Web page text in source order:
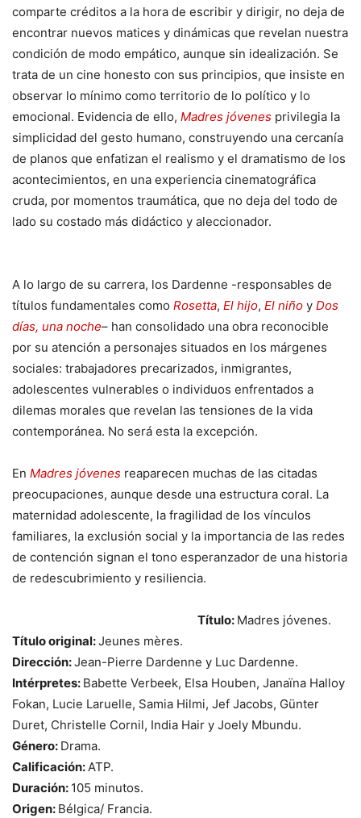
comparte créditos a la hora de escribir y dirigir, no deja de
encontrar nuevos matices y dinámicas que revelan nuestra
condición de modo empático, aunque sin idealización. Se
trata de un cine honesto con sus principios, que insiste en
observar lo mínimo como territorio de lo político y lo
emocional. Evidencia de ello, Madres jóvenes privilegia la
simplicidad del gesto humano, construyendo una cercanía
de planos que enfatizan el realismo y el dramatismo de los
acontecimientos, en una experiencia cinematográfica
cruda, por momentos traumática, que no deja del todo de
lado su costado más didáctico y aleccionador.
A lo largo de su carrera, los Dardenne -responsables de
títulos fundamentales como Rosetta, El hijo, El niño y Dos
días, una noche– han consolidado una obra reconocible
por su atención a personajes situados en los márgenes
sociales: trabajadores precarizados, inmigrantes,
adolescentes vulnerables o individuos enfrentados a
dilemas morales que revelan las tensiones de la vida
contemporánea. No será esta la excepción.
En Madres jóvenes reaparecen muchas de las citadas
preocupaciones, aunque desde una estructura coral. La
maternidad adolescente, la fragilidad de los vínculos
familiares, la exclusión social y la importancia de las redes
de contención signan el tono esperanzador de una historia
de redescubrimiento y resiliencia.
Título: Madres jóvenes.
Título original:Jeunes mères.
Dirección:Jean-Pierre Dardenne y Luc Dardenne.
Intérpretes: Babette Verbeek, Elsa Houben, Janaïna Halloy
Fokan, Lucie Laruelle, Samia Hilmi, Jef Jacobs, Günter
Duret, Christelle Cornil, India Hair y Joely Mbundu.
Género: Drama.
Calificación:ATP.
Duración: 105 minutos.
Origen: Bélgica/ Francia.